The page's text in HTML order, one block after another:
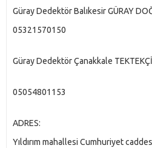
Güray Dedektör Balıkesir GÜRAY
05321570150
Güray Dedektör Çanakkale
05054801153
ADRES:
Yıldırım mahallesi Cumhuriyet